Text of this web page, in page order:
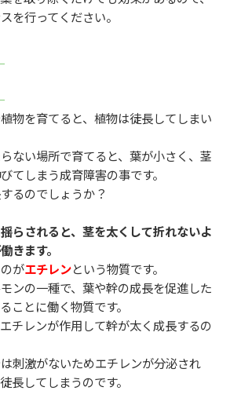
を行ってください。
物を育てると、植物は徒長してしまい
ない場所で育てると、葉が小さく、茎
てしまう成育障害の事です。
るのでしょうか？
らされると、茎を太くして折れないよ
きます。
がエチレンという物質です。
ンの一種で、葉や幹の成長を促進した
ことに働く物質です。
チレンが作用して幹が太く成長するの
刺激がないためエチレンが分泌され
長してしまうのです。